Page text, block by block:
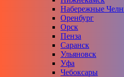
Набережные
Оренбург
Орск
Пенза
Саранск
Ульяновск
Уфа
Чебоксары